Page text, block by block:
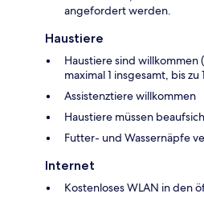
angefordert werden.
Haustiere
Haustiere sind willkommen
maximal 1 insgesamt, bis
Assistenztiere willkommen
Haustiere müssen
Futter- und Wassernäpfe
Internet
Kostenloses WLAN in den